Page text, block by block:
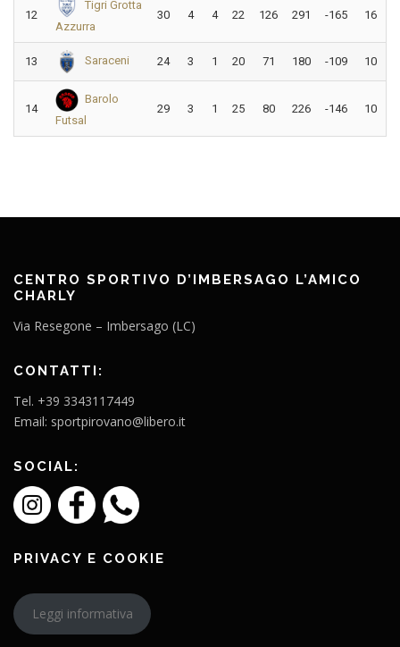
12
Tigri Grotta
Azzurra
30 4 4 22 126 291 -165 16
13 Saraceni 24 3 1 20 71 180 -109 10
14
Barolo
Futsal
29 3 1 25 80 226 -146 10
CENTRO SPORTIVO D’IMBERSAGO L’AMICO
CHARLY
Via Resegone – Imbersago (LC)
CONTATTI:
Tel. +39 3343117449
Email: sportpirovano@libero.it
SOCIAL:
PRIVACY E COOKIE
Leggi informativa